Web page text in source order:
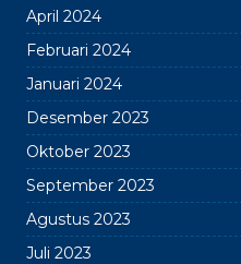
April 2024
Februari 2024
Januari 2024
Desember 2023
Oktober 2023
September 2023
Agustus 2023
Juli 2023